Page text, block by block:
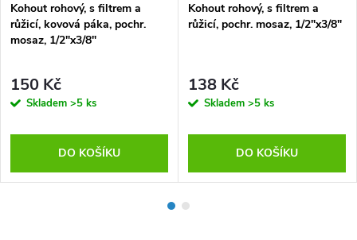
Kohout rohový, s filtrem a
růžicí, kovová páka, pochr.
mosaz, 1/2"x3/8"
150 Kč
Skladem >5 ks
DO KOŠÍKU
Kohout rohový, s filtrem a
růžicí, pochr. mosaz, 1/2"x3/8"
138 Kč
Skladem >5 ks
DO KOŠÍKU